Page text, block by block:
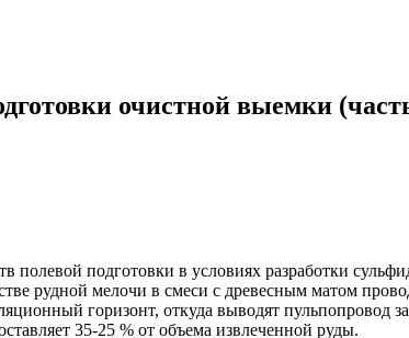
очистной выемки
подготовки в условиях разработки
рудной мелочи в смеси с древесным матом
горизонт, откуда выводят
35-25 % от объема извлеченной руды.